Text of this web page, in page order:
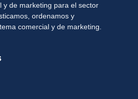
y de marketing para el sector
ordenamos y
comercial y de marketing.